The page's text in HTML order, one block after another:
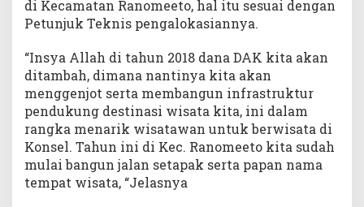
di Kecamatan Ranomeeto, hal itu sesuai dengan
Petunjuk Teknis pengalokasiannya.
“Insya Allah di tahun 2018 dana DAK kita akan
ditambah, dimana nantinya kita akan
menggenjot serta membangun infrastruktur
pendukung destinasi wisata kita, ini dalam
rangka menarik wisatawan untuk berwisata di
Konsel. Tahun ini di Kec. Ranomeeto kita sudah
mulai bangun jalan setapak serta papan nama
tempat wisata, “Jelasnya